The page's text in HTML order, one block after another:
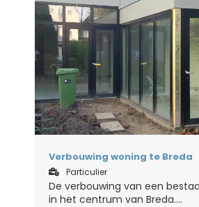
Verbouwing woning te Breda
Particulier
De verbouwing van een
in het centrum van Breda....